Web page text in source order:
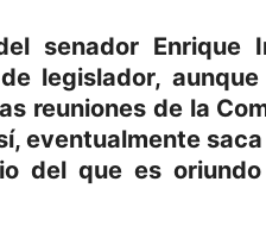
senador Enrique
legislador,
reuniones de la
eventualmente
del que es